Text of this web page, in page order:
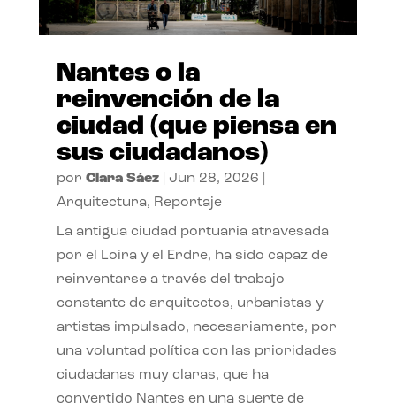
Nantes o la
reinvención de la
ciudad (que piensa en
sus ciudadanos)
por Clara Sáez| Jun 28, 2026
Arquitectura, Reportaje
La antigua ciudad portuaria atravesada
por el Loira y el Erdre, ha sido capaz de
reinventarse a través del trabajo
constante de arquitectos, urbanistas y
artistas impulsado, necesariamente, por
una voluntad política con las prioridades
ciudadanas muy claras, que ha
convertido Nantes en una suerte de